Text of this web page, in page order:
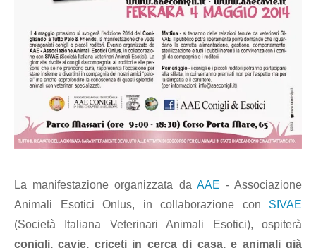
La manifestazione organizzata da AAE - Associazione
Animali Esotici Onlus, in collaborazione con SIVAE
(Società Italiana Veterinari Animali Esotici), ospiterà
conigli, cavie, criceti in cerca di casa, e animali già